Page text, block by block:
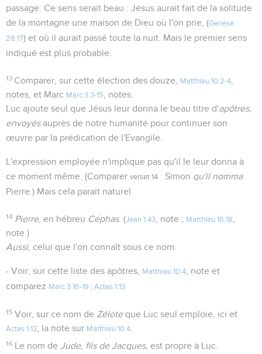
passage. Ce sens serait beau : Jésus aurait fait de la solitude
de la montagne une maison de Dieu où l'on prie, (Genèse
28.17) et où il aurait passé toute la nuit. Mais le premier sens
indiqué est plus probable.
13 Comparer, sur cette élection des douze, Matthieu 10.2-4
notes, et Marc Marc 3.3-15
, notes.
Luc ajoute seul que Jésus leur donna le beau titre d'apôtres,
envoyésauprès de notre humanité pour continuer son
œuvre par la prédication de l'Evangile.
L'expression employée n'implique pas qu'il le leur donna à
ce moment même. (Comparer verset 14 : Simon qu'il nomma
Pierre.) Mais cela parait naturel.
14 Pierre, en hébreu Céphas. (Jean 1.43 , note ; Matthieu 16.18
note.)
Aussi, celui que l'on connaît sous ce nom.
- Voir, sur cette liste des apôtres, Matthieu 10.4
, note et
comparez Marc 3.16-19 ; Actes 1.13
15 Voir, sur ce nom de Zéloteque Luc seul emploie, ici et
Actes 1.13 , la note sur Matthieu 10.4
16 Le nom de Jude, fils de Jacques, est propre à Luc.